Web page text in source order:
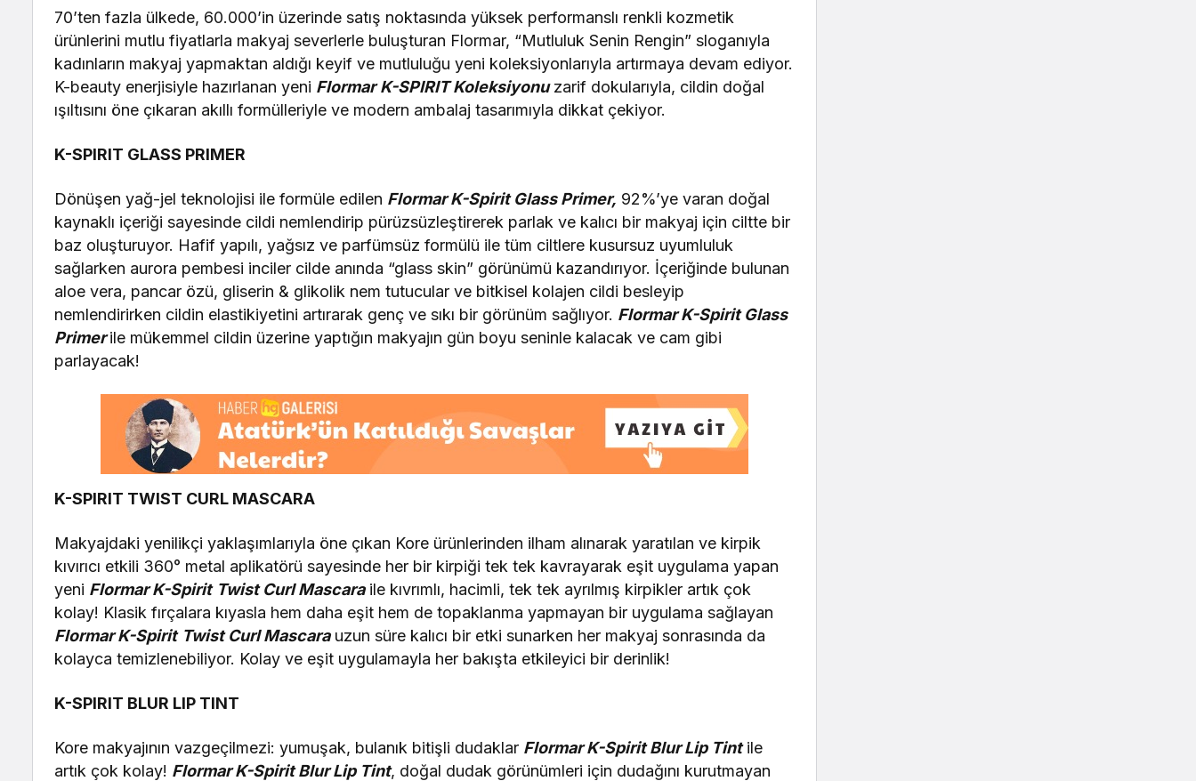
70’ten fazla ülkede, 60.000’in üzerinde satış noktasında yüksek performanslı renkli kozmetik
ürünlerini mutlu fiyatlarla makyaj severlerle buluşturan Flormar, “Mutluluk Senin Rengin” sloganıyla
kadınların makyaj yapmaktan aldığı keyif ve mutluluğu yeni koleksiyonlarıyla artırmaya devam ediyor.
K-beauty enerjisiyle hazırlanan yeni Flormar K-SPIRIT Koleksiyonuzarif dokularıyla, cildin doğal
ışıltısını öne çıkaran akıllı formülleriyle ve modern ambalaj tasarımıyla dikkat çekiyor.
K-SPIRIT GLASS PRIMER
Dönüşen yağ-jel teknolojisi ile formüle edilen Flormar K-Spirit Glass Primer, 92%’ye varan doğal
kaynaklı içeriği sayesinde cildi nemlendirip pürüzsüzleştirerek parlak ve kalıcı bir makyaj için ciltte bir
baz oluşturuyor. Hafif yapılı, yağsız ve parfümsüz formülü ile tüm ciltlere kusursuz uyumluluk
sağlarken aurora pembesi inciler cilde anında “glass skin” görünümü kazandırıyor. İçeriğinde bulunan
aloe vera, pancar özü, gliserin & glikolik nem tutucular ve bitkisel kolajen cildi besleyip
nemlendirirken cildin elastikiyetini artırarak genç ve sıkı bir görünüm sağlıyor. Flormar K-Spirit Glass
Primerile mükemmel cildin üzerine yaptığın makyajın gün boyu seninle kalacak ve cam gibi
parlayacak!
K-SPIRIT TWIST CURL MASCARA
Makyajdaki yenilikçi yaklaşımlarıyla öne çıkan Kore ürünlerinden ilham alınarak yaratılan ve kirpik
kıvırıcı etkili 360° metal aplikatörü sayesinde her bir kirpiği tek tek kavrayarak eşit uygulama yapan
yeni Flormar K-Spirit Twist Curl Mascaraile kıvrımlı, hacimli, tek tek ayrılmış kirpikler artık çok
kolay! Klasik fırçalara kıyasla hem daha eşit hem de topaklanma yapmayan bir uygulama sağlayan
Flormar K-Spirit Twist Curl Mascarauzun süre kalıcı bir etki sunarken her makyaj sonrasında da
kolayca temizlenebiliyor. Kolay ve eşit uygulamayla her bakışta etkileyici bir derinlik!
K-SPIRIT BLUR LIP TINT
Kore makyajının vazgeçilmezi: yumuşak, bulanık bitişli dudaklar Flormar K-Spirit Blur Lip Tintile
artık çok kolay! Flormar K-Spirit Blur Lip Tint, doğal dudak görünümleri için dudağını kurutmayan